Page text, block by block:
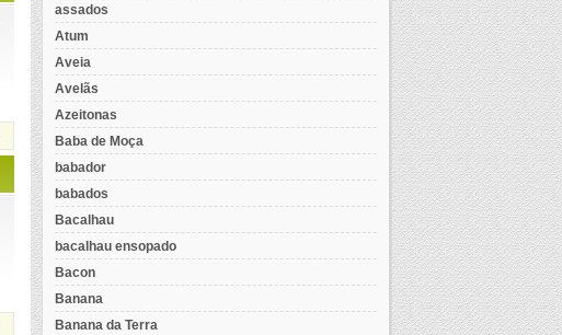
assados
Atum
Aveia
Avelãs
Azeitonas
Baba de Moça
babador
babados
Bacalhau
bacalhau ensopado
Bacon
Banana
Banana da Terra